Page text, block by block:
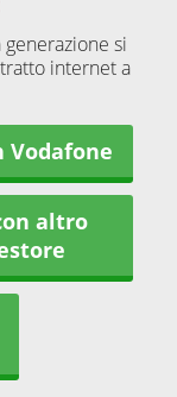
si
internet a
Vodafone
altro